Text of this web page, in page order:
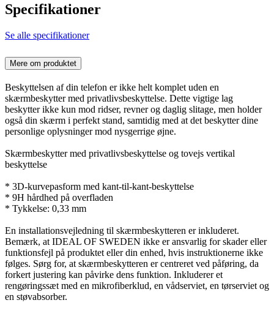
Specifikationer
Se alle specifikationer
Mere om produktet
Beskyttelsen af din telefon er ikke helt komplet uden en
skærmbeskytter med privatlivsbeskyttelse. Dette vigtige lag
beskytter ikke kun mod ridser, revner og daglig slitage, men holder
også din skærm i perfekt stand, samtidig med at det beskytter dine
personlige oplysninger mod nysgerrige øjne.
Skærmbeskytter med privatlivsbeskyttelse og tovejs vertikal
beskyttelse
* 3D-kurvepasform med kant-til-kant-beskyttelse
* 9H hårdhed på overfladen
* Tykkelse: 0,33 mm
En installationsvejledning til skærmbeskytteren er inkluderet.
Bemærk, at IDEAL OF SWEDEN ikke er ansvarlig for skader eller
funktionsfejl på produktet eller din enhed, hvis instruktionerne ikke
følges. Sørg for, at skærmbeskytteren er centreret ved påføring, da
forkert justering kan påvirke dens funktion. Inkluderer et
rengøringssæt med en mikrofiberklud, en vådserviet, en tørserviet og
en støvabsorber.